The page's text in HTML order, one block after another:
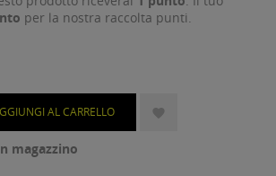
per la nostra raccolta punti.
AL CARRELLO 
magazzino